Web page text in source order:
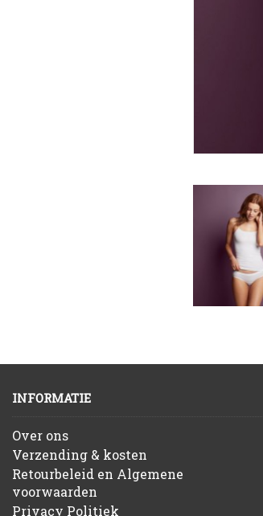
INFORMATIE
Over ons
Verzending & kosten
Retourbeleid en Algemene
voorwaarden
Privacy Politiek